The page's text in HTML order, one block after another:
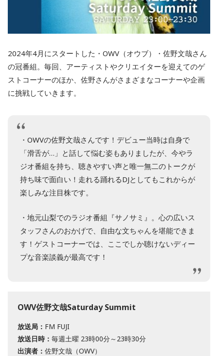
2024年4月にスタートした・OWV（オウブ）・佐野文哉さん
の冠番組。毎回、アーティストやクリエイターを迎えてのゲ
ストコーナーのほか、佐野さんがさまざまなコーナーや企画
に挑戦していきます。
・OWVの佐野文哉さんです！デビュー当時は自身で
「滑舌が…」と話して悩む姿もありましたが、今やラ
ジオ番組を持ち、聴きやすい声と唯一無二のトークが
持ち味で面白い！走れる踊れるDJとしてもこれからが
楽しみな注目株です。
・地元山梨でのラジオ番組『サノサミ』。心の広いス
タッフさんのおかげで、自由な文ちゃんを堪能できま
す！ゲストコーナーでは、ここでしか聴けないディー
プな音楽談義が最高です！
OWV佐野文哉Saturday Summit
放送局： FM FUJI
放送日時： 毎週土曜 23時00分～23時30分
出演者： 佐野文哉（OWV）